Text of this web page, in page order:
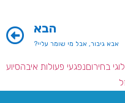
הבא
אבא גיבור, אבל מי שומר עליי?
בחירוםנפגעי פעולות איבהסיוע